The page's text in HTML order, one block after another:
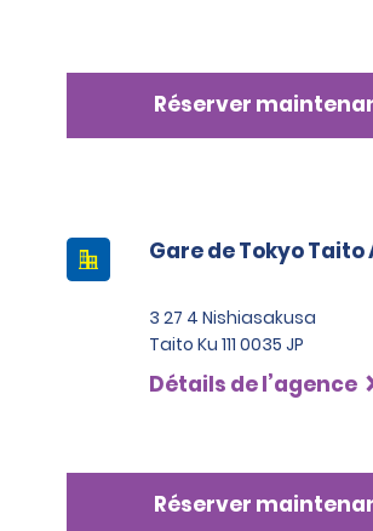
Réserver
Gare de Tokyo Taito
3 27 4 Nishiasakusa
Taito Ku 111 0035 JP
Détails de l’agence
Réserver